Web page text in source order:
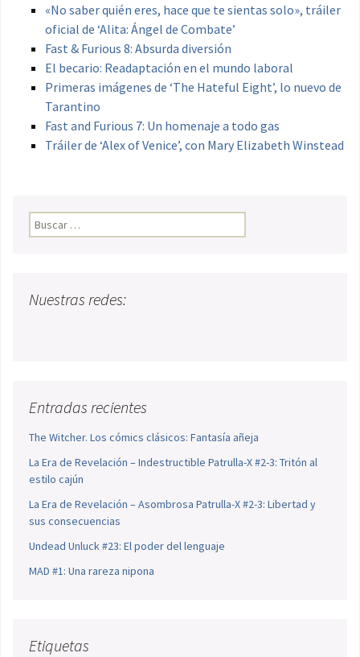
«No saber quién eres, hace que te sientas solo», tráiler
oficial de ‘Alita: Ángel de Combate’
Fast & Furious 8: Absurda diversión
El becario: Readaptación en el mundo laboral
Primeras imágenes de ‘The Hateful Eight’, lo nuevo de
Tarantino
Fast and Furious 7: Un homenaje a todo gas
Tráiler de ‘Alex of Venice’, con Mary Elizabeth Winstead
Buscar:
Nuestras redes:
Entradas recientes
The Witcher. Los cómics clásicos: Fantasía añeja
La Era de Revelación – Indestructible Patrulla-X #2-3: Tritón al
estilo cajún
La Era de Revelación – Asombrosa Patrulla-X #2-3: Libertad y
sus consecuencias
Undead Unluck #23: El poder del lenguaje
MAD #1: Una rareza nipona
Etiquetas